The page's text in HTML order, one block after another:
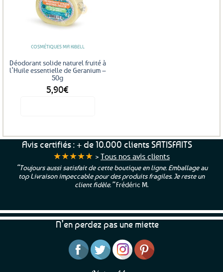
Ajouter
COSMÉTIQUES MA KIBELL
Déodorant solide naturel fruité à
l’Huile essentielle de Geranium –
50g
5,90€
Avis certifiés : + de 10.000 clients SATISFAITS
★★★★★ > Tous nos avis clients
“Toujours aussi satisfait de cette boutique en ligne. Emballage au
top Livraison impeccable pour des produits fragiles. Je reste un
client fidèle.”Frédéric M.
N’en perdez pas une miette